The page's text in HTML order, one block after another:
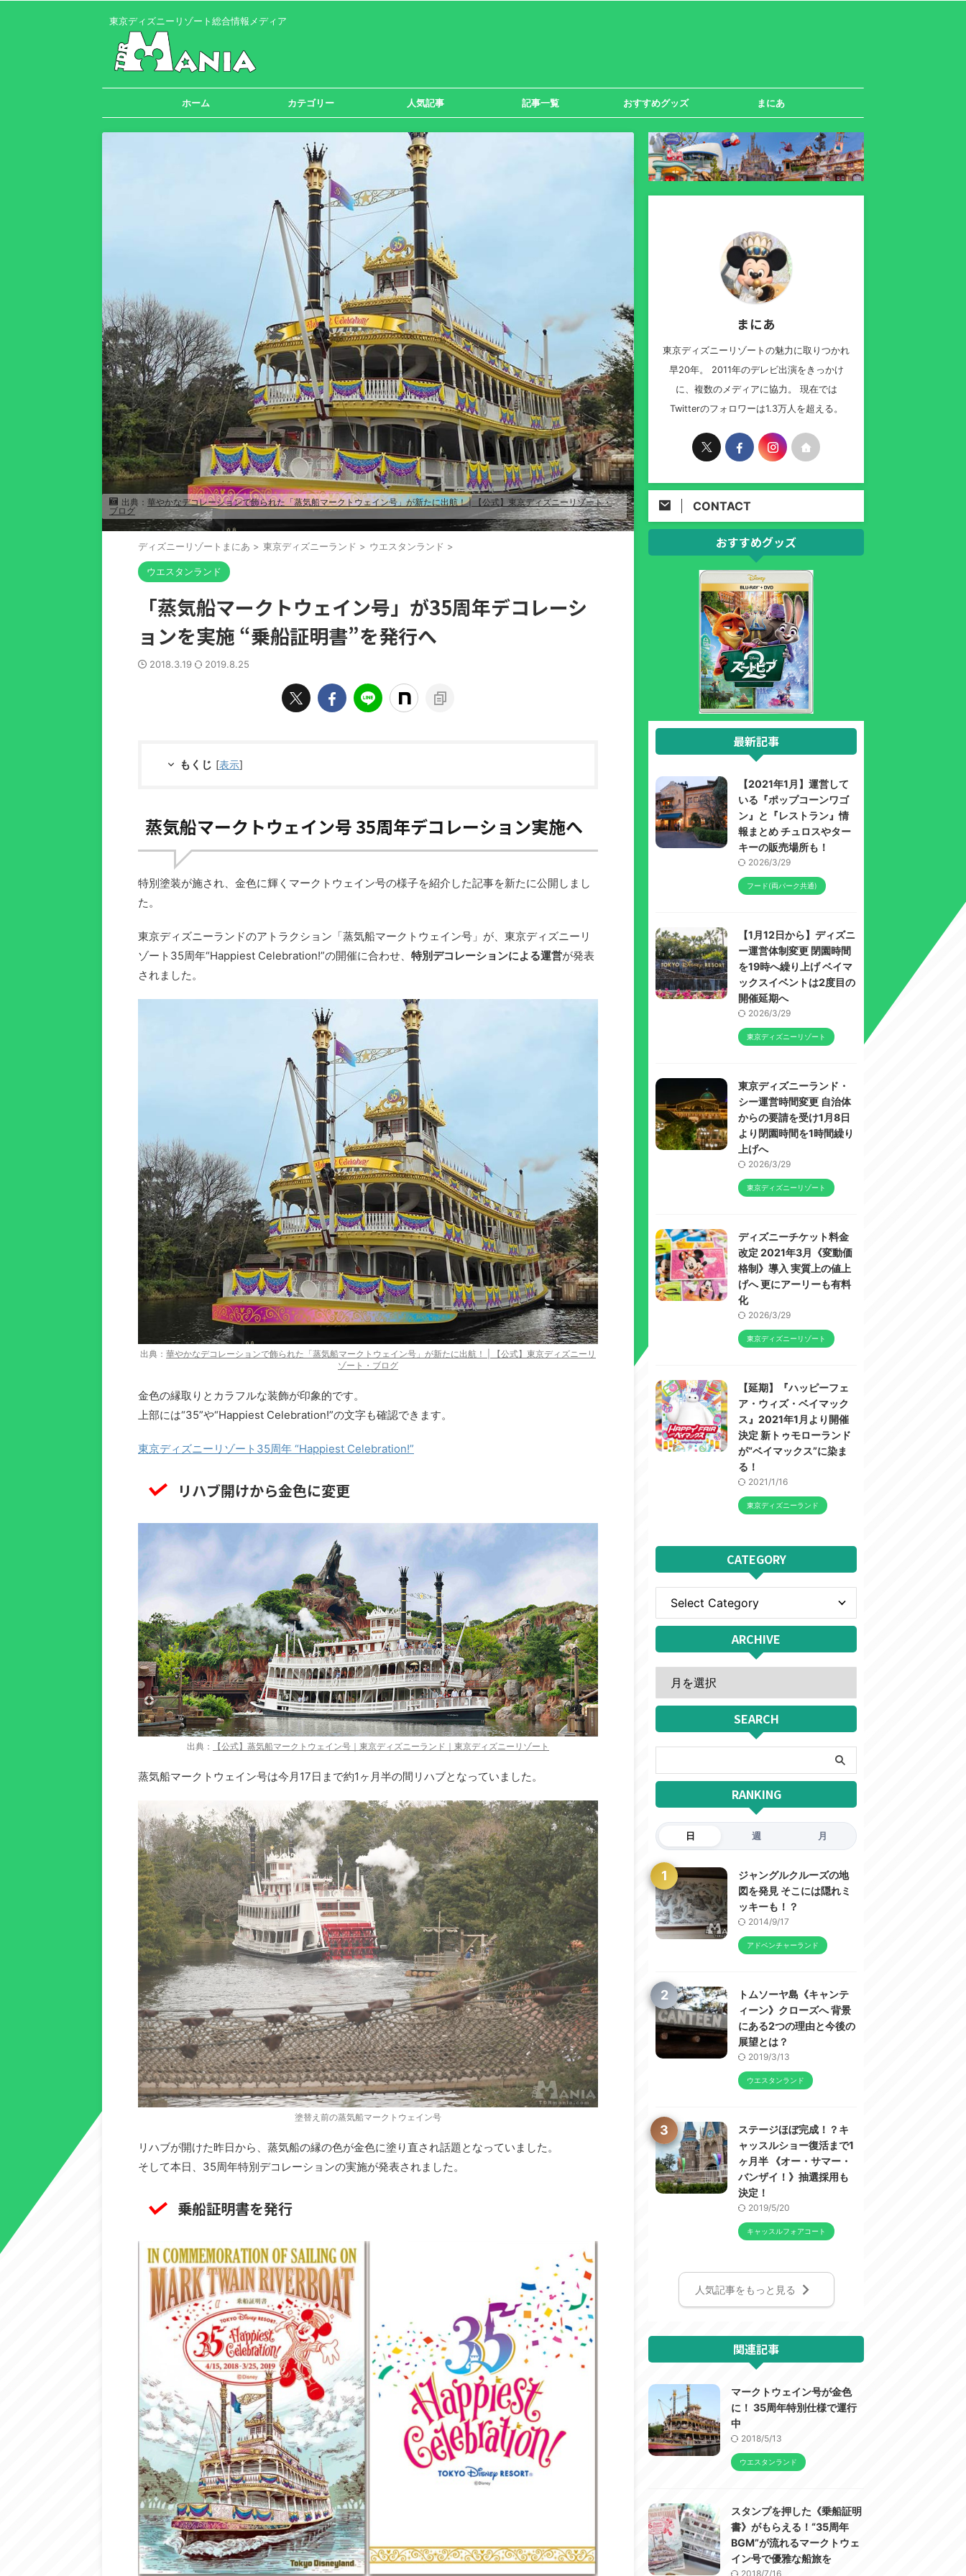
東京ディズニーリゾート総合情報メディア
ホーム カテゴリー 人気記事 記事一覧 おすすめグッズ まにあ
出典： 華やかなデコレーションで飾られた「蒸気船マークトウェイン号」が新たに出航！ | 【公式】東京ディズニーリゾート・
ブログ
ディズニーリゾートまにあ > 東京ディズニーランド > ウエスタンランド >
ウエスタンランド
「蒸気船マークトウェイン号」が35周年デコレーシ
ョンを実施 “乗船証明書”を発行へ
2018.3.19 2019.8.25
もくじ [表示]
蒸気船マークトウェイン号 35周年デコレーション実施へ
特別塗装が施され、金色に輝くマークトウェイン号の様子を紹介した記事を新たに公開しまし
た。
東京ディズニーランドのアトラクション「蒸気船マークトウェイン号」が、東京ディズニーリ
ゾート35周年“Happiest Celebration!”の開催に合わせ、 特別デコレーションによる運営が発表
されました。
出典： 華やかなデコレーションで飾られた「蒸気船マークトウェイン号」が新たに出航！ | 【公式】東京ディズニーリ
ゾート・ブログ
金色の縁取りとカラフルな装飾が印象的です。
上部には“35”や“Happiest Celebration!”の文字も確認できます。
東京ディズニーリゾート35周年 “Happiest Celebration!”
リハブ開けから金色に変更
出典： 【公式】蒸気船マークトウェイン号｜東京ディズニーランド｜東京ディズニーリゾート
蒸気船マークトウェイン号は今月17日まで約1ヶ月半の間リハブとなっていました。
塗替え前の蒸気船マークトウェイン号
リハブが開けた昨日から、蒸気船の縁の色が金色に塗り直され話題となっていました。
そして本日、35周年特別デコレーションの実施が発表されました。
乗船証明書を発行
まにあ
東京ディズニーリゾートの魅力に取りつかれ
早20年。 2011年のデレビ出演をきっかけ
に、複数のメディアに協力。 現在では
Twitterのフォロワーは1.3万人を超える。
CONTACT
おすすめグッズ
最新記事
【2021年1月】運営して
いる『ポップコーンワゴ
ン』と『レストラン』情
報まとめ チュロスやター
キーの販売場所も！
2026/3/29
フード(両パーク共通)
【1月12日から】ディズニ
ー運営体制変更 閉園時間
を19時へ繰り上げ ベイマ
ックスイベントは2度目の
開催延期へ
2026/3/29
東京ディズニーリゾート
東京ディズニーランド・
シー運営時間変更 自治体
からの要請を受け1月8日
より閉園時間を1時間繰り
上げへ
2026/3/29
東京ディズニーリゾート
ディズニーチケット料金
改定 2021年3月《変動価
格制》導入 実質上の値上
げへ 更にアーリーも有料
化
2026/3/29
東京ディズニーリゾート
【延期】『ハッピーフェ
ア・ウィズ・ベイマック
ス』2021年1月より開催
決定 新トゥモローランド
が“ベイマックス”に染ま
る！
2021/1/16
東京ディズニーランド
CATEGORY
ARCHIVE
SEARCH
RANKING
日 週 月
1
ジャングルクルーズの地
図を発見 そこには隠れミ
ッキーも！？
2014/9/17
アドベンチャーランド
2
トムソーヤ島《キャンテ
ィーン》クローズへ 背景
にある2つの理由と今後の
展望とは？
2019/3/13
ウエスタンランド
3
ステージほぼ完成！？キ
ャッスルショー復活まで1
ヶ月半 《オー・サマー・
バンザイ！》抽選採用も
決定！
2019/5/20
キャッスルフォアコート
人気記事をもっと見る
関連記事
マークトウェイン号が金色
に！ 35周年特別仕様で運行
中
2018/5/13
ウエスタンランド
スタンプを押した《乗船証明
書》がもらえる！“35周年
BGM”が流れるマークトウェ
イン号で優雅な船旅を
2018/7/16